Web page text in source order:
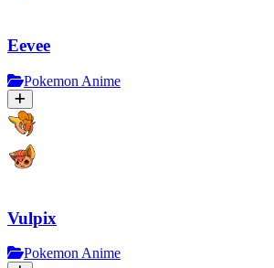
Eevee
Pokemon Anime
Vulpix
Pokemon Anime